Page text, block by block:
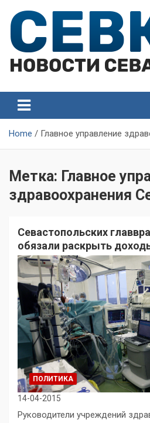
content
Севастополя
Севастополя
Home Главное управление
Метка: Главное
здравоохранения
Севастопольских
обязали раскрыть
ПОЛИТИКА
14-04-2015
Руководители учреждений